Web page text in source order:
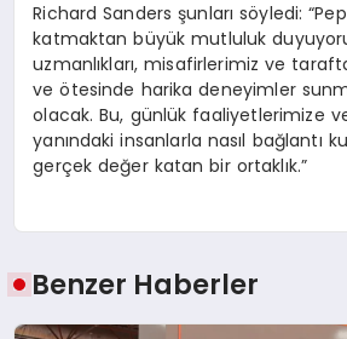
Richard Sanders şunları söyledi: “
katmaktan büyük mutluluk
uzmanlıkları, misafirlerimiz ve
ve ötesinde harika deneyimler
olacak. Bu, günlük faaliyetlerimize
yanındaki insanlarla nasıl bağlantı
gerçek değer katan bir ortaklık.”
Benzer Haberler